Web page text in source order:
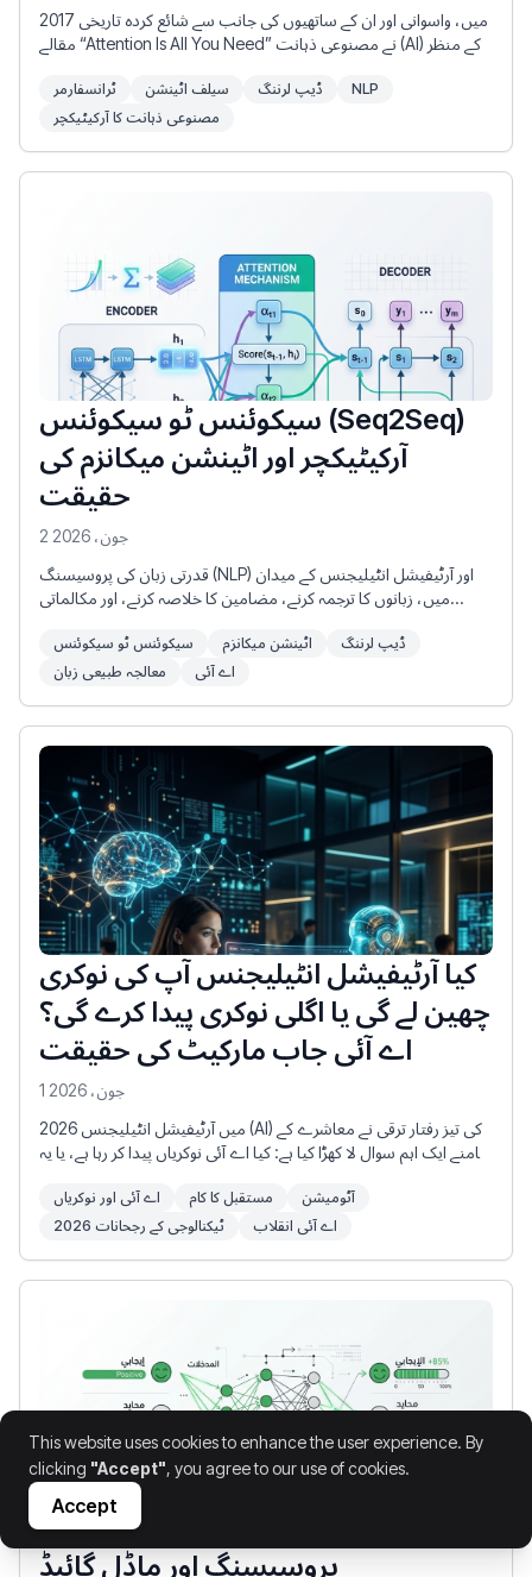
2017 میں، واسوانی اور ان کے ساتھیوں کی جانب سے شائع کردہ تاریخی
مقالے “Attention Is All You Need” نے مصنوعی ذہانت (AI) کے منظر
کو متعارف کرایا، جو کہ ایک انقلابی نیورل نیٹ ورک آرکیٹیکچر تھا جس
نے تکرار (RNNs, LSTMs) کو مکمل طور پر ترک کر دیا، اور اس کے بجائے
ٹرانسفارمر سیلف اٹینشن ڈیپ لرننگ
NLP
مصنوعی ذہانت کا آرکیٹیکچر
سیکوئنس ٹو سیکوئنس (Seq2Seq)
آرکیٹیکچر اور اٹینشن میکانزم کی
حقیقت
2 جون، 2026
قدرتی زبان کی پروسیسنگ (NLP) اور آرٹیفیشل انٹیلیجنس کے میدان
میں، زبانوں کا ترجمہ کرنے، مضامین کا خلاصہ کرنے، اور مکالماتی
کے مرکز میں سیکوئنس ٹو سیکوئنس (Seq2Seq) آرکیٹیکچر اور اہم
سیکوئنس ٹو سیکوئنس اٹینشن میکانزم
ڈیپ لرننگ
معالجہ طبیعی زبان
اے آئی
کیا آرٹیفیشل انٹیلیجنس آپ کی نوکری
چھین لے گی یا اگلی نوکری پیدا کرے گی؟
اے آئی جاب مارکیٹ کی حقیقت
1 جون، 2026
2026 میں آرٹیفیشل انٹیلیجنس (AI) کی تیز رفتار ترقی نے معاشرے کے
سامنے ایک اہم سوال لا کھڑا کیا ہے: کیا اے آئی نوکریاں پیدا کر رہا ہے، یا یہ
نوکری سے محرومی کا خوف حقیقی ہے۔ اخبارات کی سرخیاں خودکار کام
کے بہاؤ کے بارے میں خبردار کرتی ہیں، جبکہ ٹیک لیڈرز پیداواری
اے آئی اور نوکریاں مستقبل کا کام
آٹومیشن
ٹیکنالوجی کے رجحانات 2026
اے آئی انقلاب
عربی سینٹیمنٹ تجزیہ: این ایل پی پری
پروسیسنگ اور ماڈل گائیڈ
This website uses cookies to enhance the user experience. By
clicking "Accept", you agree to our use of cookies.
Accept